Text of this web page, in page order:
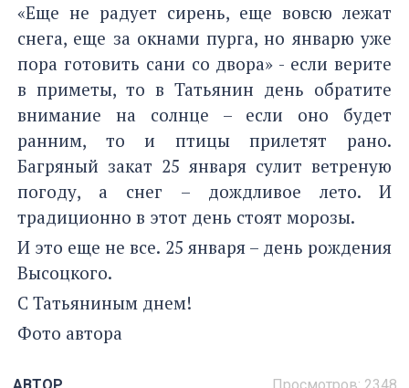
«Еще не радует сирень, еще вовсю лежат
снега, еще за окнами пурга, но январю уже
пора готовить сани со двора» - если верите
в приметы, то в Татьянин день обратите
внимание на солнце – если оно будет
ранним, то и птицы прилетят рано.
Багряный закат 25 января сулит ветреную
погоду, а снег – дождливое лето. И
традиционно в этот день стоят морозы.
И это еще не все. 25 января – день рождения
Высоцкого.
С Татьяниным днем!
Фото автора